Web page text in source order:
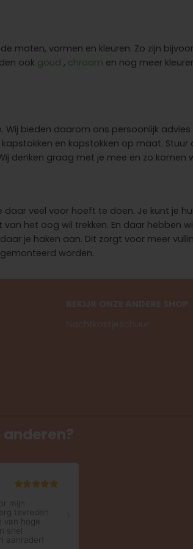
maten, vormen en kleuren. Zo zijn
ook goud , chroom en nog meer
bieden daarom ons persoonlijk
en kapstokken op maat.
denken graag met je mee en zo komen
veel voor hoeft te doen. Je kunt je
het oog wil trekken. En daar hebben
je haken aan. Dit zorgt voor meer
worden.